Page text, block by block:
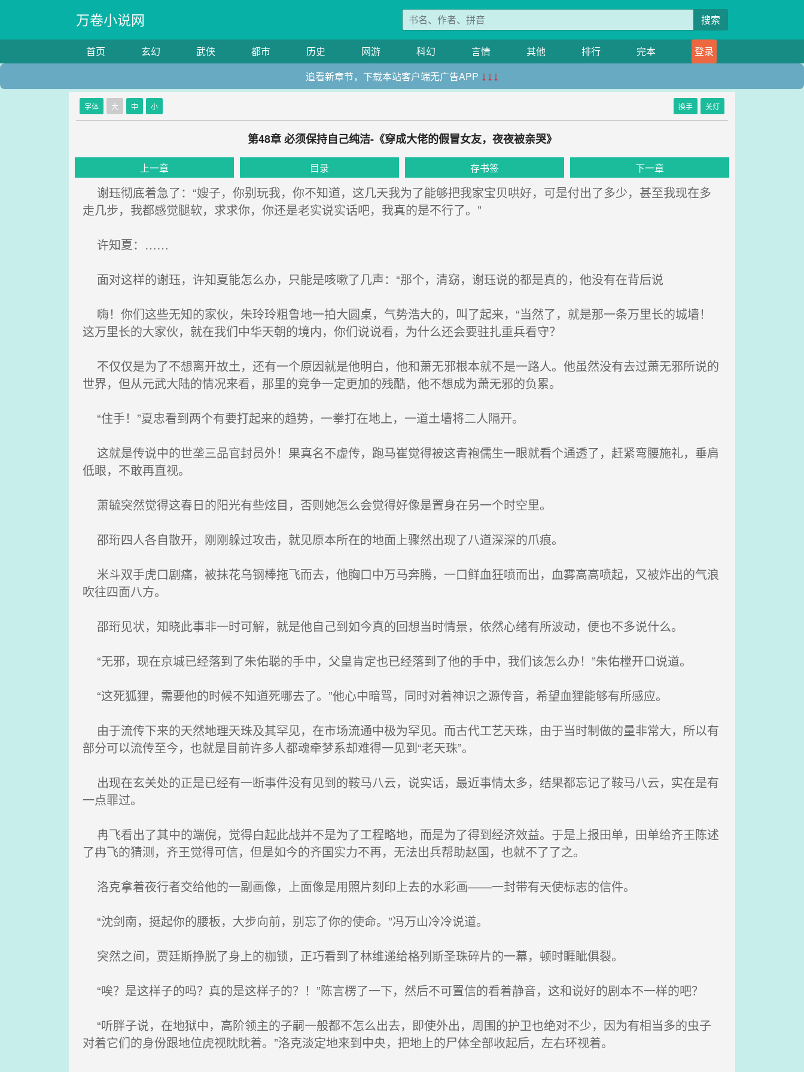
万卷小说网 搜索
首页 玄幻 武侠 都市 历史 网游 科幻 言情 其他 排行 完本
登录
追看新章节，下载本站客户端无广告APP ↓↓↓
字体 大 中 小 换手 关灯
第48章 必须保持自己纯洁-《穿成大佬的假冒女友，夜夜被亲哭》
上一章 目录 存书签 下一章
谢珏彻底着急了：“嫂子，你别玩我，你不知道，这几天我为了能够把我家宝贝哄好，可是付出了多少，甚至我现在多
走几步，我都感觉腿软，求求你，你还是老实说实话吧，我真的是不行了。”
许知夏：……
面对这样的谢珏，许知夏能怎么办，只能是咳嗽了几声：“那个，清窈，谢珏说的都是真的，他没有在背后说
嗨！你们这些无知的家伙，朱玲玲粗鲁地一拍大圆桌，气势浩大的，叫了起来，“当然了，就是那一条万里长的城墙！
这万里长的大家伙，就在我们中华天朝的境内，你们说说看，为什么还会要驻扎重兵看守？
不仅仅是为了不想离开故土，还有一个原因就是他明白，他和萧无邪根本就不是一路人。他虽然没有去过萧无邪所说的
世界，但从元武大陆的情况来看，那里的竞争一定更加的残酷，他不想成为萧无邪的负累。
“住手！”夏忠看到两个有要打起来的趋势，一拳打在地上，一道土墙将二人隔开。
这就是传说中的世垄三品官封员外！果真名不虚传，跑马崔觉得被这青袍儒生一眼就看个通透了，赶紧弯腰施礼，垂肩
低眼，不敢再直视。
萧毓突然觉得这春日的阳光有些炫目，否则她怎么会觉得好像是置身在另一个时空里。
邵珩四人各自散开，刚刚躲过攻击，就见原本所在的地面上骤然出现了八道深深的爪痕。
米斗双手虎口剧痛，被抹花乌钢棒拖飞而去，他胸口中万马奔腾，一口鲜血狂喷而出，血雾高高喷起，又被炸出的气浪
吹往四面八方。
邵珩见状，知晓此事非一时可解，就是他自己到如今真的回想当时情景，依然心绪有所波动，便也不多说什么。
“无邪，现在京城已经落到了朱佑聪的手中，父皇肯定也已经落到了他的手中，我们该怎么办！”朱佑樘开口说道。
“这死狐狸，需要他的时候不知道死哪去了。”他心中暗骂，同时对着神识之源传音，希望血狸能够有所感应。
由于流传下来的天然地理天珠及其罕见，在市场流通中极为罕见。而古代工艺天珠，由于当时制做的量非常大，所以有
部分可以流传至今，也就是目前许多人都魂牵梦系却难得一见到“老天珠”。
出现在玄关处的正是已经有一断事件没有见到的鞍马八云，说实话，最近事情太多，结果都忘记了鞍马八云，实在是有
一点罪过。
冉飞看出了其中的端倪，觉得白起此战并不是为了工程略地，而是为了得到经济效益。于是上报田单，田单给齐王陈述
了冉飞的猜测，齐王觉得可信，但是如今的齐国实力不再，无法出兵帮助赵国，也就不了了之。
洛克拿着夜行者交给他的一副画像，上面像是用照片刻印上去的水彩画——一封带有天使标志的信件。
“沈剑南，挺起你的腰板，大步向前，别忘了你的使命。”冯万山冷冷说道。
突然之间，贾廷斯挣脱了身上的枷锁，正巧看到了林维递给格列斯圣珠碎片的一幕，顿时睚眦俱裂。
“唉？是这样子的吗？真的是这样子的？！”陈言楞了一下，然后不可置信的看着静音，这和说好的剧本不一样的吧？
“听胖子说，在地狱中，高阶领主的子嗣一般都不怎么出去，即使外出，周围的护卫也绝对不少，因为有相当多的虫子
对着它们的身份跟地位虎视眈眈着。”洛克淡定地来到中央，把地上的尸体全部收起后，左右环视着。